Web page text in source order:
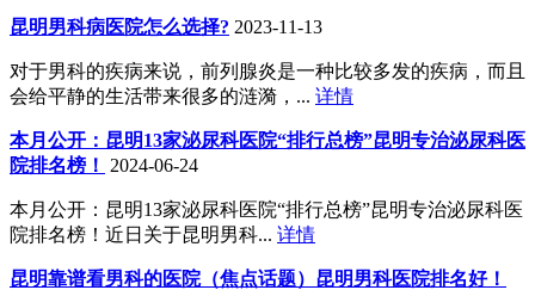
昆明男科病医院怎么选择? 2023-11-13
对于男科的疾病来说，前列腺炎是一种比较多发的疾病，而且
会给平静的生活带来很多的涟漪，... 详情
本月公开：昆明13家泌尿科医院“排行总榜”昆明专治泌尿科医
院排名榜！
2024-06-24
本月公开：昆明13家泌尿科医院“排行总榜”昆明专治泌尿科医
院排名榜！近日关于昆明男科... 详情
昆明靠谱看男科的医院（焦点话题）昆明男科医院排名好！